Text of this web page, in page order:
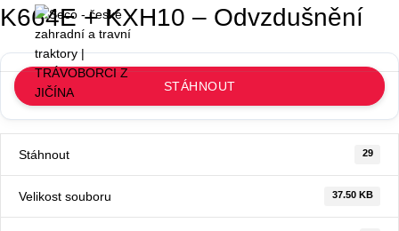
K664E + KXH10 – Odvzdušnění
STÁHNOUT
Stáhnout 29
Velikost souboru 37.50 KB